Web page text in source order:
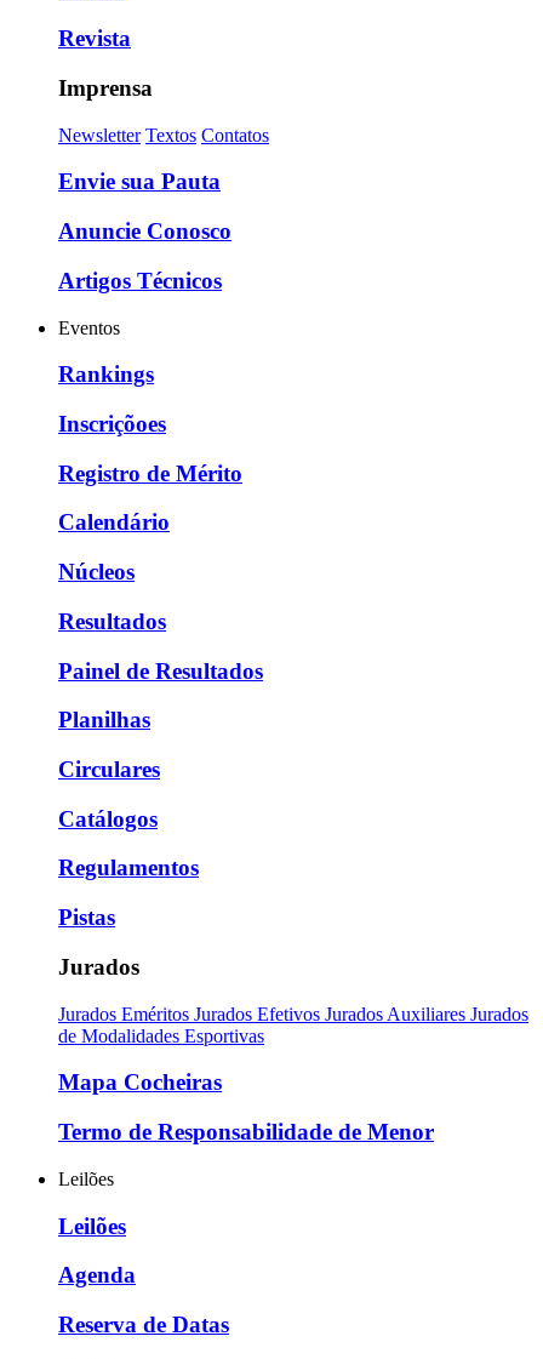
Revista
Imprensa
Newsletter Textos Contatos
Envie sua Pauta
Anuncie Conosco
Artigos Técnicos
Eventos
Rankings
Inscriçõoes
Registro de Mérito
Calendário
Núcleos
Resultados
Painel de Resultados
Planilhas
Circulares
Catálogos
Regulamentos
Pistas
Jurados
Jurados Eméritos Jurados Efetivos Jurados Auxiliares Jurados
de Modalidades Esportivas
Mapa Cocheiras
Termo de Responsabilidade de Menor
Leilões
Leilões
Agenda
Reserva de Datas